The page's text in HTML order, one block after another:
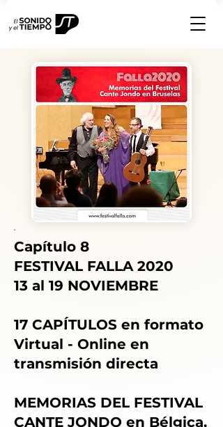
Capítulo 8
FESTIVAL FALLA 2020
13 al 19 NOVIEMBRE
17 CAPÍTULOS en formato
Virtual - Online en
transmisión directa
MEMORIAS DEL FESTIVAL
CANTE JONDO en Bélgica,